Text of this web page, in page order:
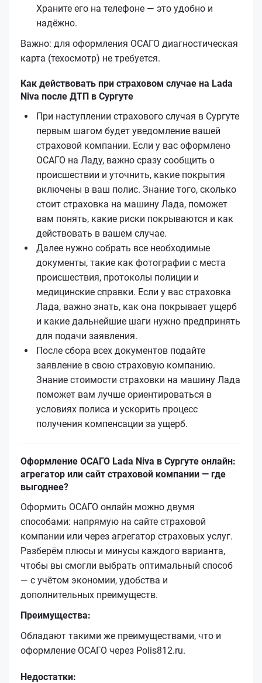
Храните его на телефоне — это удобно и
надёжно.
Важно: для оформления ОСАГО диагностическая
карта (техосмотр) не требуется.
Как действовать при страховом случае на Lada
Niva после ДТП в Сургуте
При наступлении страхового случая в Сургуте
первым шагом будет уведомление вашей
страховой компании. Если у вас оформлено
ОСАГО на Ладу, важно сразу сообщить о
происшествии и уточнить, какие покрытия
включены в ваш полис. Знание того, сколько
стоит страховка на машину Лада, поможет
вам понять, какие риски покрываются и как
действовать в вашем случае.
Далее нужно собрать все необходимые
документы, такие как фотографии с места
происшествия, протоколы полиции и
медицинские справки. Если у вас страховка
Лада, важно знать, как она покрывает ущерб
и какие дальнейшие шаги нужно предпринять
для подачи заявления.
После сбора всех документов подайте
заявление в свою страховую компанию.
Знание стоимости страховки на машину Лада
поможет вам лучше ориентироваться в
условиях полиса и ускорить процесс
получения компенсации за ущерб.
Оформление ОСАГО Lada Niva в Сургуте онлайн:
агрегатор или сайт страховой компании — где
выгоднее?
Оформить ОСАГО онлайн можно двумя
способами: напрямую на сайте страховой
компании или через агрегатор страховых услуг.
Разберём плюсы и минусы каждого варианта,
чтобы вы смогли выбрать оптимальный способ
— с учётом экономии, удобства и
дополнительных преимуществ.
Преимущества:
Обладают такими же преимуществами, что и
оформление ОСАГО через Polis812.ru.
Недостатки: